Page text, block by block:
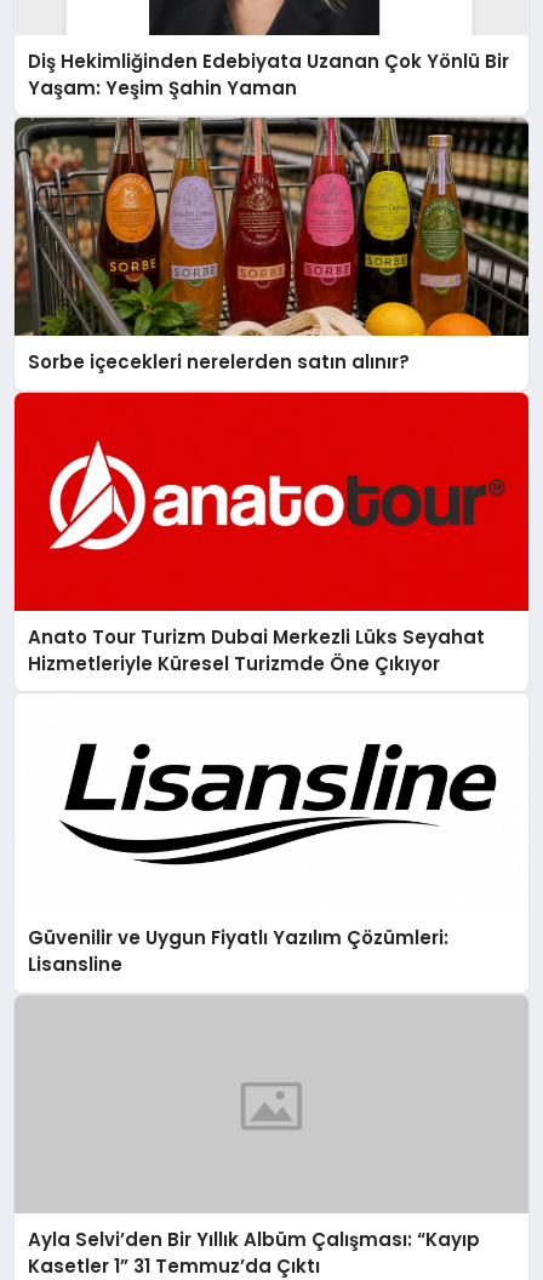
Diş Hekimliğinden Edebiyata Uzanan Çok Yönlü Bir
Yaşam: Yeşim Şahin Yaman
Sorbe içecekleri nerelerden satın alınır?
Anato Tour Turizm Dubai Merkezli Lüks Seyahat
Hizmetleriyle Küresel Turizmde Öne Çıkıyor
Güvenilir ve Uygun Fiyatlı Yazılım Çözümleri:
Lisansline
Ayla Selvi’den Bir Yıllık Albüm Çalışması: “Kayıp
Kasetler 1” 31 Temmuz’da Çıktı